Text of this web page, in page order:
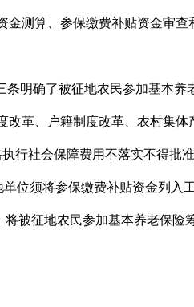
金测算、参保缴费补贴资金审
条明确了被征地农民参加基本养
改革、户籍制度改革、农村集
行社会保障费用不落实不得批
位须将参保缴费补贴资金列入
被征地农民参加基本养老保